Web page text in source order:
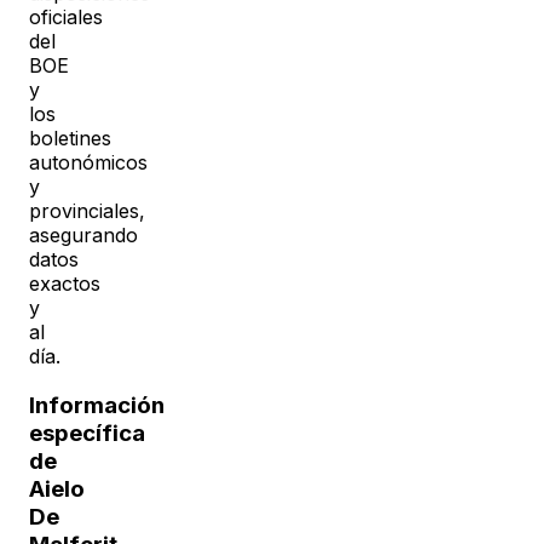
oficiales
del
BOE
y
los
boletines
autonómicos
y
provinciales,
asegurando
datos
exactos
y
al
día.
Información
específica
de
Aielo
De